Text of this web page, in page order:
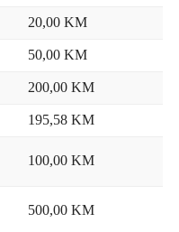
20,00 KM
50,00 KM
200,00 KM
195,58 KM
100,00 KM
500,00 KM